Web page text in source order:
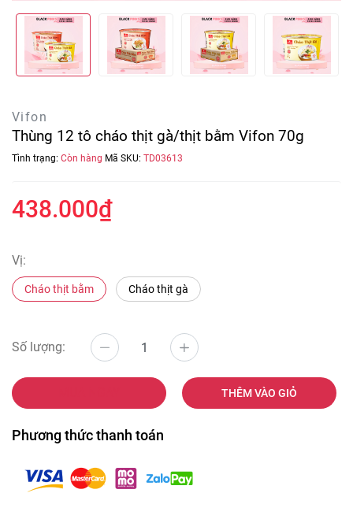
Vifon
Thùng 12 tô cháo thịt gà̀/thịt bằm Vifon 70g
Tình trạng: Còn hàng Mã SKU: TD03613
438.000₫
Vị:
Cháo thịt bằm Cháo thịt gà
Số lượng:
THÊM VÀO GIỎ
Phương thức thanh toán